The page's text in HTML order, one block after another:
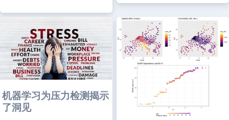
机器学习为压力检测揭示
了洞见